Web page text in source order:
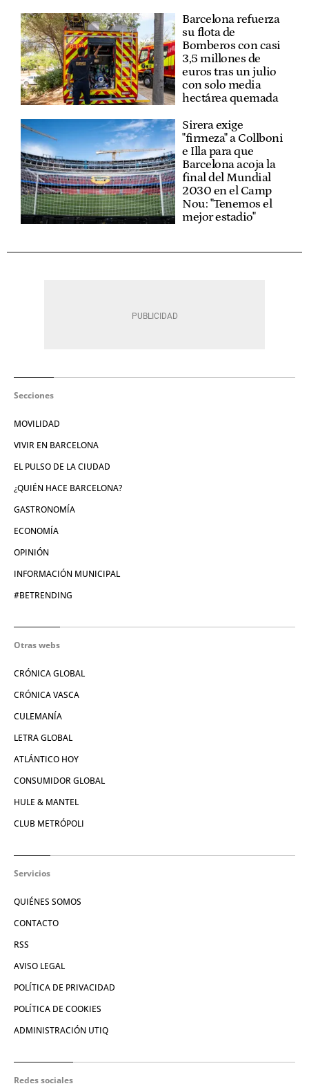
Barcelona refuerza
su flota de
Bomberos con casi
3,5 millones de
euros tras un julio
con solo media
hectárea quemada
Sirera exige
"firmeza" a Collboni
e Illa para que
Barcelona acoja la
final del Mundial
2030 en el Camp
Nou: "Tenemos el
mejor estadio"
Secciones
MOVILIDAD
VIVIR EN BARCELONA
EL PULSO DE LA CIUDAD
¿QUIÉN HACE BARCELONA?
GASTRONOMÍA
ECONOMÍA
OPINIÓN
INFORMACIÓN MUNICIPAL
#BETRENDING
Otras webs
CRÓNICA GLOBAL
CRÓNICA VASCA
CULEMANÍA
LETRA GLOBAL
ATLÁNTICO HOY
CONSUMIDOR GLOBAL
HULE & MANTEL
CLUB METRÓPOLI
Servicios
QUIÉNES SOMOS
CONTACTO
RSS
AVISO LEGAL
POLÍTICA DE PRIVACIDAD
POLÍTICA DE COOKIES
ADMINISTRACIÓN UTIQ
Redes sociales